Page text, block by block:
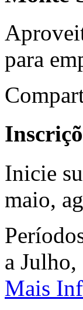
para
Inicie
maio,
a
Mais